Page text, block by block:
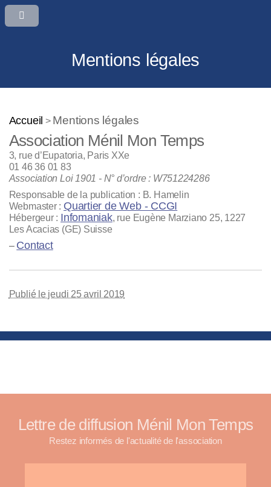
Mentions légales
Accueil > Mentions légales
Association Ménil Mon Temps
3, rue d’Eupatoria, Paris XXe
01 46 36 01 83
Association Loi 1901 - N° d’ordre : W751224286
Responsable de la publication : B. Hamelin
Webmaster : Quartier de Web - CCGI
Hébergeur : Infomaniak, rue Eugène Marziano 25, 1227
Les Acacias (GE) Suisse
– Contact
Publié le jeudi 25 avril 2019
Lettre de diffusion Ménil Mon Temps
Restez informés de l'actualité de l'association